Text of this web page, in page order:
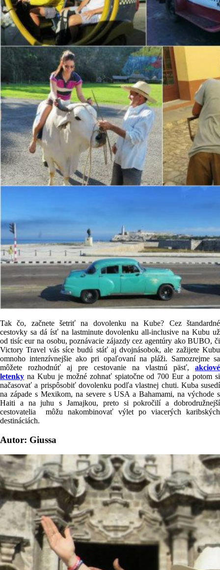
Tak čo, začnete šetriť na dovolenku na Kube? Cez štandardné
cestovky sa dá ísť na lastminute dovolenku all-inclusive na Kubu už
od tisíc eur na osobu, poznávacie zájazdy cez agentúry ako BUBO, či
Victory Travel vás síce budú stáť aj dvojnásobok, ale zažijete Kubu
omnoho intenzívnejšie ako pri opaľovaní na pláži. Samozrejme sa
môžete rozhodnúť aj pre cestovanie na vlastnú päsť, akciové
letenky na Kubu je možné zohnať spiatočne od 700 Eur a potom si
načasovať a prispôsobiť dovolenku podľa vlastnej chuti. Kuba susedí
na západe s Mexikom, na severe s USA a Bahamami, na východe s
Haiti a na juhu s Jamajkou, preto si pokročilí a dobrodružnejší
cestovatelia môžu nakombinovať výlet po viacerých karibských
destináciách.
Autor: Giussa